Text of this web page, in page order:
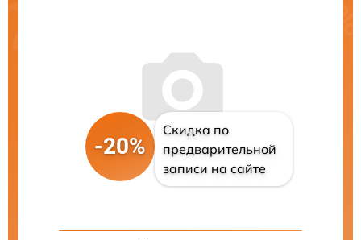
-20%
Скидка по
предварительной
записи на сайте